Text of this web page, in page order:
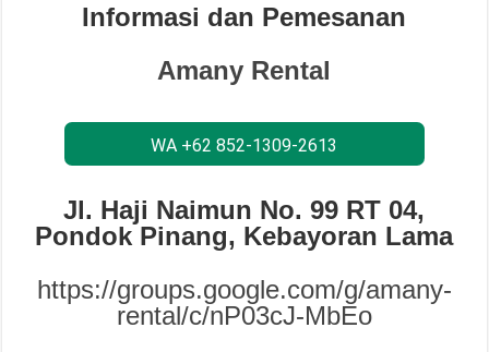
Informasi dan Pemesanan
Amany Rental
WA +62 852-1309-2613
Jl. Haji Naimun No. 99 RT 04,
Pondok Pinang, Kebayoran Lama
https://groups.google.com/g/amany-
rental/c/nP03cJ-MbEo